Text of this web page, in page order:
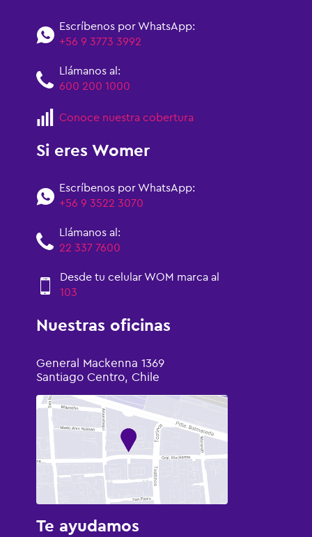
Escríbenos por WhatsApp:
+56 9 3773 3992
Llámanos al:
600 200 1000
Conoce nuestra cobertura
Si eres Womer
Escríbenos por WhatsApp:
+56 9 3522 3070
Llámanos al:
22 337 7600
Desde tu celular WOM marca al
103
Nuestras oficinas
General Mackenna 1369
Santiago Centro, Chile
Te ayudamos